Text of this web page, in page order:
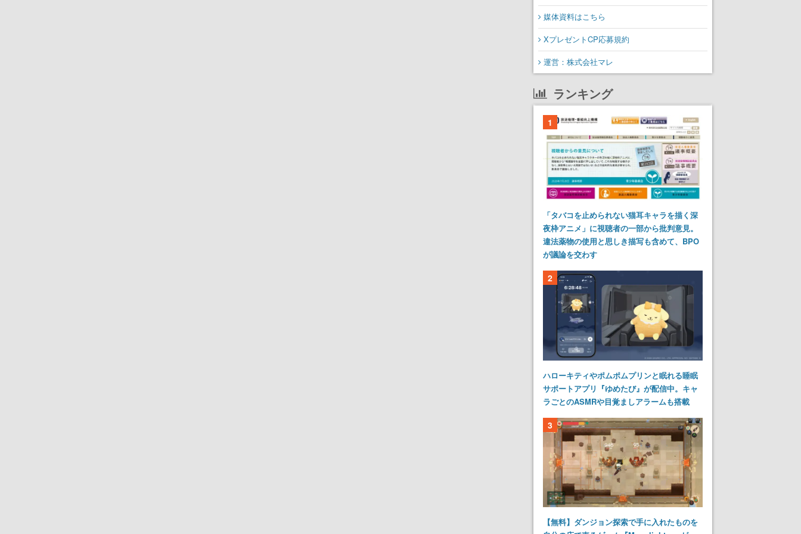
媒体資料はこちら
XプレゼントCP応募規約
運営：株式会社マレ
ランキング
1
「タバコを止められない猫耳キャラを描く深
夜枠アニメ」に視聴者の一部から批判意見。
違法薬物の使用と思しき描写も含めて、BPO
が議論を交わす
2
ハローキティやポムポムプリンと眠れる睡眠
サポートアプリ『ゆめたび』が配信中。キャ
ラごとのASMRや目覚ましアラームも搭載
3
【無料】ダンジョン探索で手に入れたものを